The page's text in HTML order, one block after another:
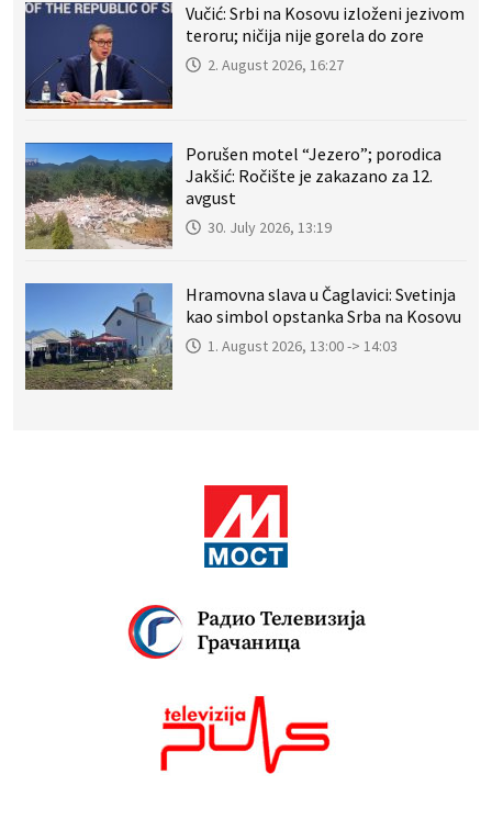
Vučić: Srbi na Kosovu izloženi jezivom
teroru; ničija nije gorela do zore
2. August 2026, 16:27
Porušen motel “Jezero”; porodica
Jakšić: Ročište je zakazano za 12.
avgust
30. July 2026, 13:19
Hramovna slava u Čaglavici: Svetinja
kao simbol opstanka Srba na Kosovu
1. August 2026, 13:00 -> 14:03